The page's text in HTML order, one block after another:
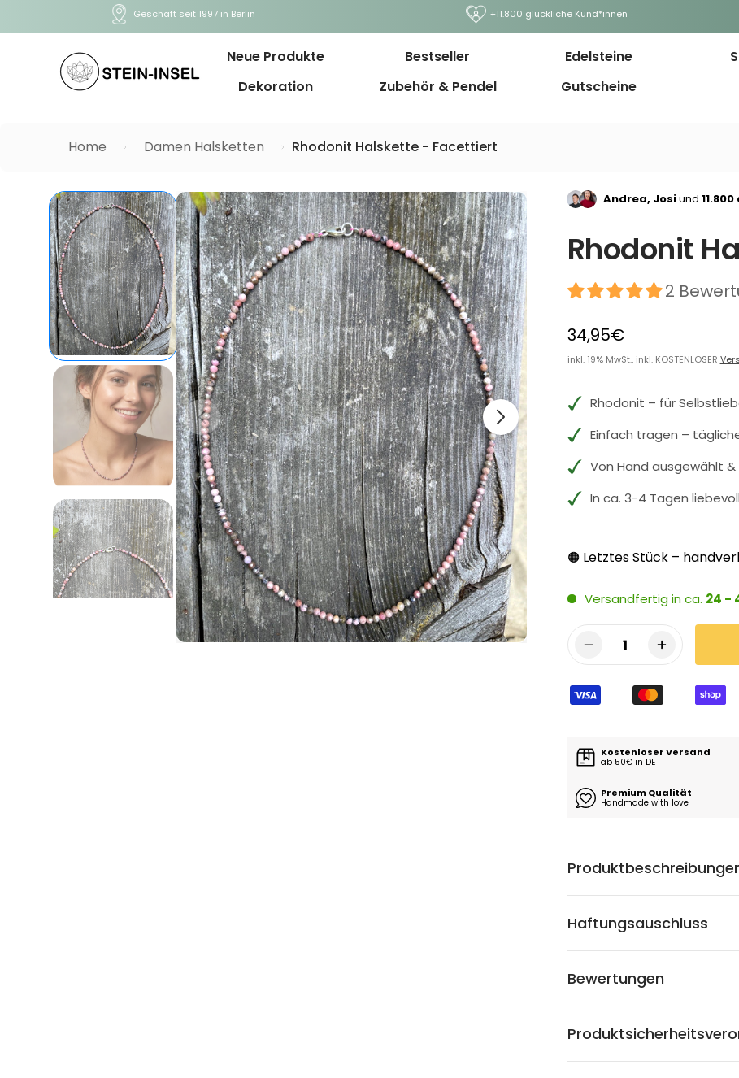
Geschäft seit 1997 in Berlin +11.800 glückliche Kund*innen
Neue Produkte Bestseller Edelsteine
Dekoration
Zubehör & Pendel Gutscheine
Home Damen Halsketten Rhodonit Halskette - Facettiert
Andrea, Josiund
Rhodonit
2
34,95€
inkl. 19% MwSt., inkl. KOSTENLOSER
Rhodonit – für
Einfach tragen –
Von Hand ausgewählt
In ca. 3-4 Tagen
🟠Letztes Stück –
Versandfertig in ca. 24 -
1
Kostenloser Versand
ab 50€ in DE
Premium Qualität
Handmade with love
Haftungsauschluss
Bewertungen